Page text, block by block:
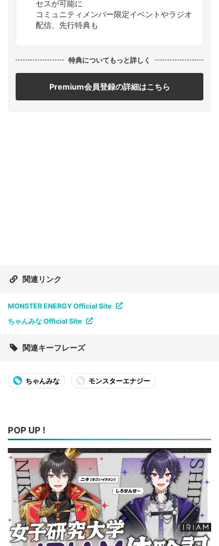
セスが可能に
コミュニティメンバー限定イベントやラジオ
配信、先行特典も
特典についてもっと詳しく
Premium会員登録の詳細はこちら
関連リンク
MONSTER ENERGY Official Site
ちゃんみな Official Site
関連キーフレーズ
ちゃんみな モンスターエナジー
POP UP !